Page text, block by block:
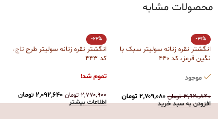
محصولات مشابه
-31%
انگشتر نقره زنانه سولیتر سبک با
نگین قرمز، کد 440
موجود
۳,۹۲۰,۸۴۰ تومان ۲,۷۰۹,۰۸۰ تومان
افزودن به سبد خرید
-24%
انگشتر نقره زنانه سولیتر طرح تاج،
کد 443
تموم شد!
۲,۷۷۰,۹۰۰ تومان ۲,۰۹۲,۶۴۰ تومان
اطلاعات بیشتر